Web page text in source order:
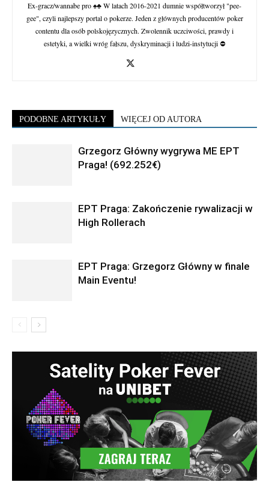
Ex-gracz/wannabe pro ♠♣ W latach 2016-2021 dumnie współtworzył "pee-
gee", czyli najlepszy portal o pokerze. Jeden z głównych producentów poker
contentu dla osób polskojęzycznych. Zwolennik uczciwości, prawdy i
estetyki, a wielki wróg fałszu, dyskryminacji i ludzi-instytucji ⛔
PODOBNE ARTYKUŁY WIĘCEJ OD AUTORA
Grzegorz Główny wygrywa ME EPT
Praga! (692.252€)
EPT Praga: Zakończenie rywalizacji w
High Rollerach
EPT Praga: Grzegorz Główny w finale
Main Eventu!